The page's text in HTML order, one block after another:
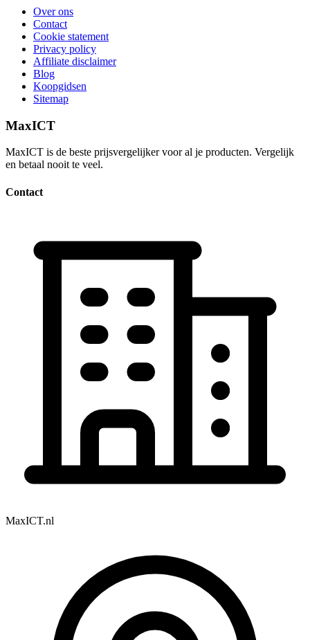
Over ons
Contact
Cookie statement
Privacy policy
Affiliate disclaimer
Blog
Koopgidsen
Sitemap
MaxICT
MaxICT is de beste prijsvergelijker voor al je producten. Vergelijk
en betaal nooit te veel.
Contact
MaxICT.nl